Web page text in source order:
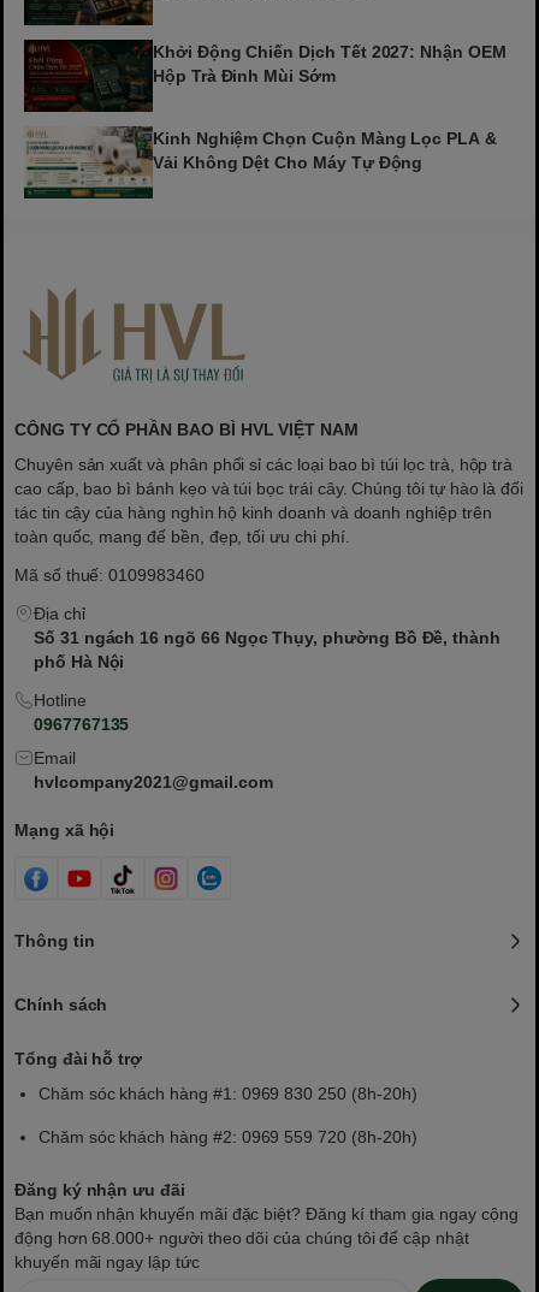
Khởi Động Chiến Dịch Tết 2027: Nhận OEM
Hộp Trà Đinh Mùi Sớm
Kinh Nghiệm Chọn Cuộn Màng Lọc PLA &
Vải Không Dệt Cho Máy Tự Động
CÔNG TY CỔ PHẦN BAO BÌ HVL VIỆT NAM
Chuyên sản xuất và phân phối sỉ các loại bao bì túi lọc trà, hộp trà
cao cấp, bao bì bánh kẹo và túi bọc trái cây. Chúng tôi tự hào là đối
tác tin cậy của hàng nghìn hộ kinh doanh và doanh nghiệp trên
toàn quốc, mang đế bền, đẹp, tối ưu chi phí.
Mã số thuế: 0109983460
Địa chỉ
Số 31 ngách 16 ngõ 66 Ngọc Thụy, phường Bồ Đề, thành
phố Hà Nội
Hotline
0967767135
Email
hvlcompany2021@gmail.com
Mạng xã hội
Thông tin
Chính sách
Tổng đài hỗ trợ
Chăm sóc khách hàng #1: 0969 830 250 (8h-20h)
Chăm sóc khách hàng #2: 0969 559 720 (8h-20h)
Đăng ký nhận ưu đãi
Bạn muốn nhận khuyến mãi đặc biệt? Đăng kí tham gia ngay cộng
động hơn 68.000+ người theo dõi của chúng tôi để cập nhật
khuyến mãi ngay lập tức